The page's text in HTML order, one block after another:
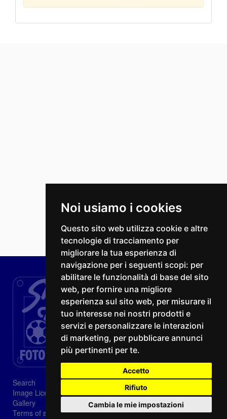
Noi usiamo i cookies
Questo sito web utilizza cookie e altre
tecnologie di tracciamento per
migliorare la tua esperienza di
navigazione per i seguenti scopi: per
abilitare le funzionalità di base del sito
web, per fornire una migliore
esperienza sul sito web, per misurare il
tuo interesse nei nostri prodotti e
servizi e personalizzare le interazioni
di marketing, per pubblicare annunci
più pertinenti per te.
Accetto
Rifiuto
Cambia le mie impostazioni
Search
Image Licenses
Gallery
Terms of sale